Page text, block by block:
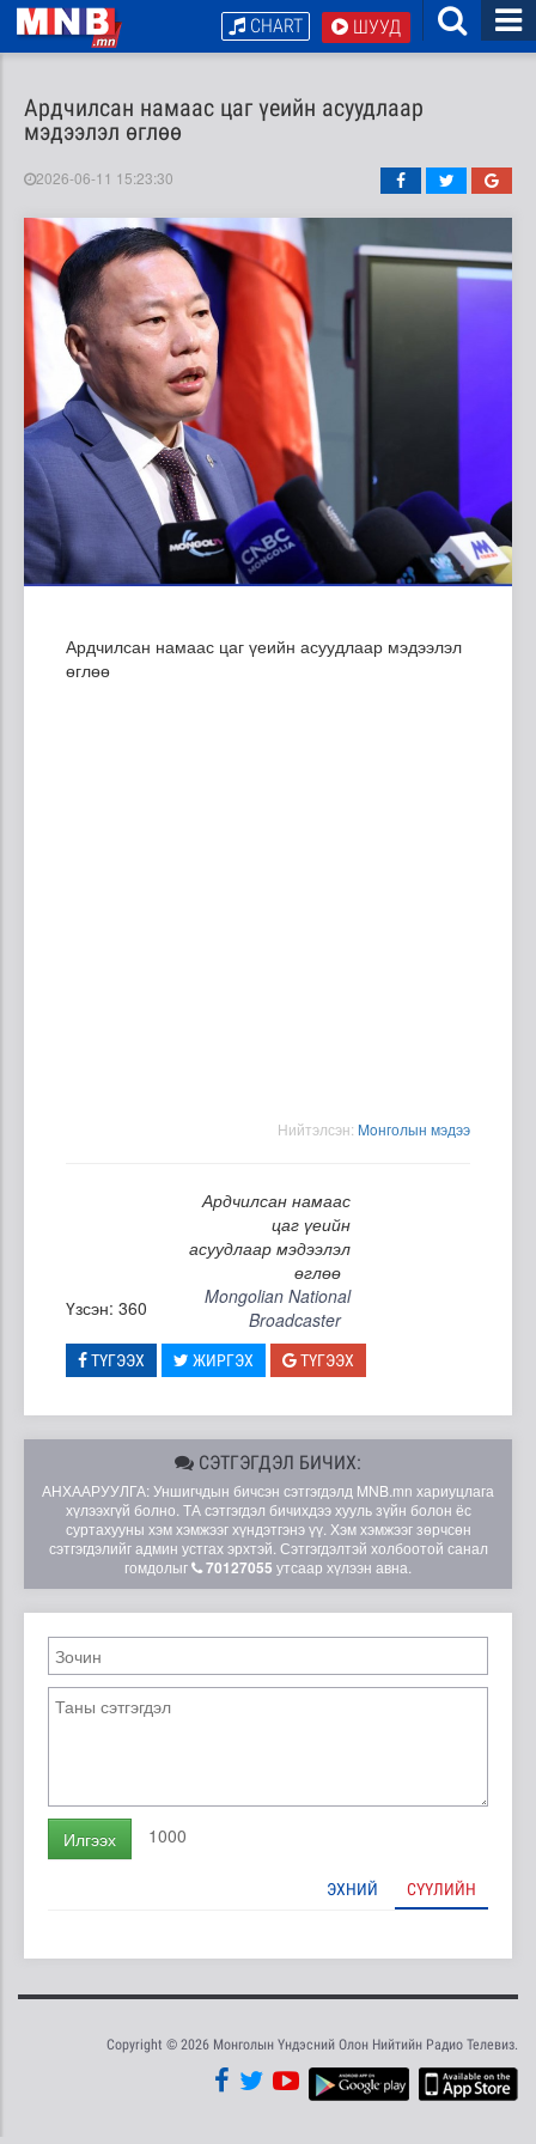
ШУУД
CHART
Ардчилсан намаас цаг үеийн асуудлаар
мэдээлэл өглөө
2026-06-11 15:23:30
Ардчилсан намаас цаг үеийн асуудлаар мэдээлэл
өглөө
Нийтэлсэн: Moнголын мэдээ
Ардчилсан намаас
цаг үеийн
асуудлаар мэдээлэл
өглөө
Үзсэн: 360
Mongolian National
Broadcaster
ТҮГЭЭХ ЖИРГЭХ ТҮГЭЭХ
СЭТГЭГДЭЛ БИЧИХ:
АНХААРУУЛГА: Уншигчдын бичсэн сэтгэгдэлд MNB.mn хариуцлага
хүлээхгүй болно. ТА сэтгэгдэл бичихдээ хууль зүйн болон ёс
суртахууны хэм хэмжээг хүндэтгэнэ үү. Хэм хэмжээг зөрчсөн
сэтгэгдэлийг админ устгах эрхтэй. Сэтгэгдэлтэй холбоотой санал
гомдолыг
70127055 утсаар хүлээн авна.
Илгээх 1000
ЭХНИЙ СҮҮЛИЙН
Copyright © 2026 Монголын Үндэсний Олон Нийтийн Радио Телевиз.